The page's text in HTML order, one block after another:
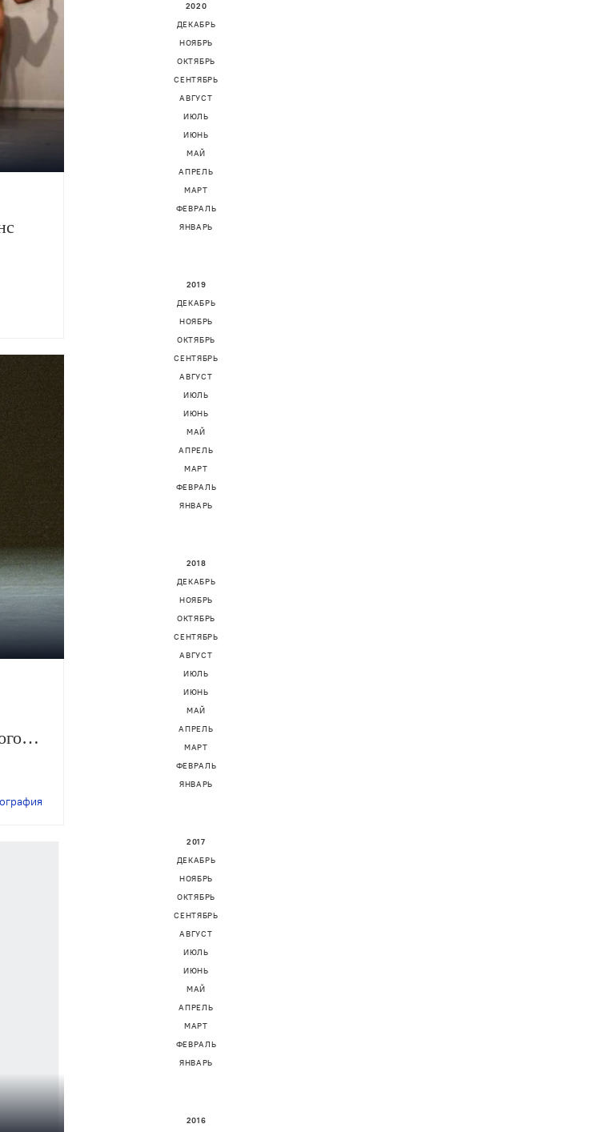
2020
ДЕКАБРЬ
НОЯБРЬ
ОКТЯБРЬ
СЕНТЯБРЬ
АВГУСТ
ИЮЛЬ
ИЮНЬ
МАЙ
АПРЕЛЬ
МАРТ
ФЕВРАЛЬ
ЯНВАРЬ
2019
ДЕКАБРЬ
НОЯБРЬ
ОКТЯБРЬ
СЕНТЯБРЬ
АВГУСТ
ИЮЛЬ
ИЮНЬ
МАЙ
АПРЕЛЬ
МАРТ
ФЕВРАЛЬ
ЯНВАРЬ
2018
ДЕКАБРЬ
НОЯБРЬ
ОКТЯБРЬ
СЕНТЯБРЬ
АВГУСТ
ИЮЛЬ
ИЮНЬ
МАЙ
АПРЕЛЬ
МАРТ
ФЕВРАЛЬ
ЯНВАРЬ
2017
ДЕКАБРЬ
НОЯБРЬ
ОКТЯБРЬ
СЕНТЯБРЬ
АВГУСТ
ИЮЛЬ
ИЮНЬ
МАЙ
АПРЕЛЬ
МАРТ
ФЕВРАЛЬ
ЯНВАРЬ
2016